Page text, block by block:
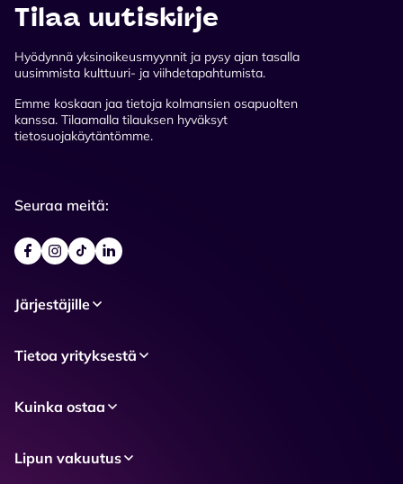
Tilaa uutiskirje
Hyödynnä yksinoikeusmyynnit ja pysy ajan tasalla
uusimmista kulttuuri- ja viihdetapahtumista.
Emme koskaan jaa tietoja kolmansien osapuolten
kanssa. Tilaamalla tilauksen hyväksyt
tietosuojakäytäntömme.
Seuraa meitä:
Järjestäjille
Tietoa yrityksestä
Kuinka ostaa
Lipun vakuutus